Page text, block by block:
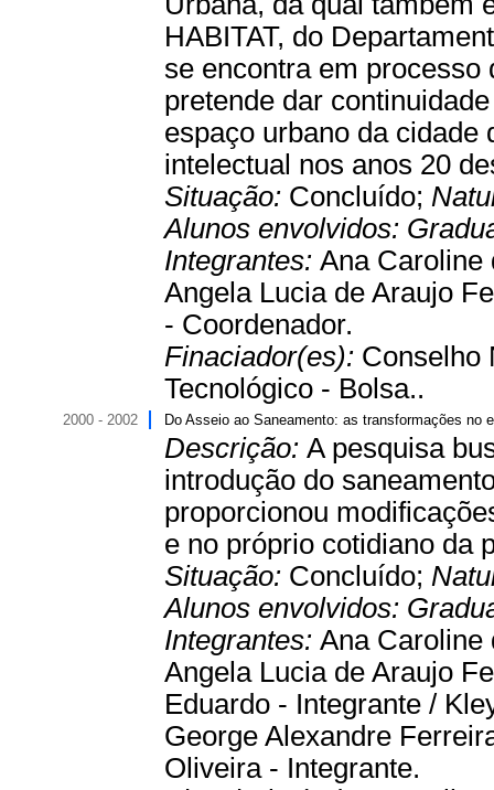
HABITAT, do
se encontra em processo
pretende dar
espaço urbano da cidade
intelectual nos anos 20
Situação: Concluído;
Alunos envolvidos:
Integrantes: Ana Caroline
Angela Lucia de Araujo
- Coordenador.
Finaciador(es): Conselho
Tecnológico - Bolsa..
2000 - 2002 Do Asseio ao Saneamento: as transformações no
Descrição: A pesquisa
introdução do
proporcionou
e no próprio cotidiano da
Situação: Concluído;
Alunos envolvidos:
Integrantes: Ana Caroline
Angela Lucia de Araujo
Eduardo - Integrante /
George Alexandre
Oliveira - Integrante.